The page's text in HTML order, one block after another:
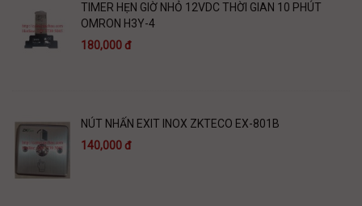
TIMER HẸN GIỜ NHỎ 12VDC THỜI GIAN 10 PHÚT
OMRON H3Y-4
180,000 đ
NÚT NHẤN EXIT INOX ZKTECO EX-801B
140,000 đ